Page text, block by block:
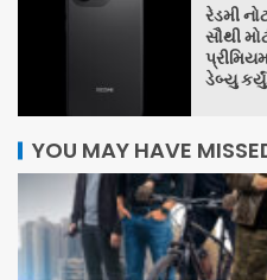
રેડમી
સૌથી
ડેબ્યુ કર્યું
YOU MAY HAVE